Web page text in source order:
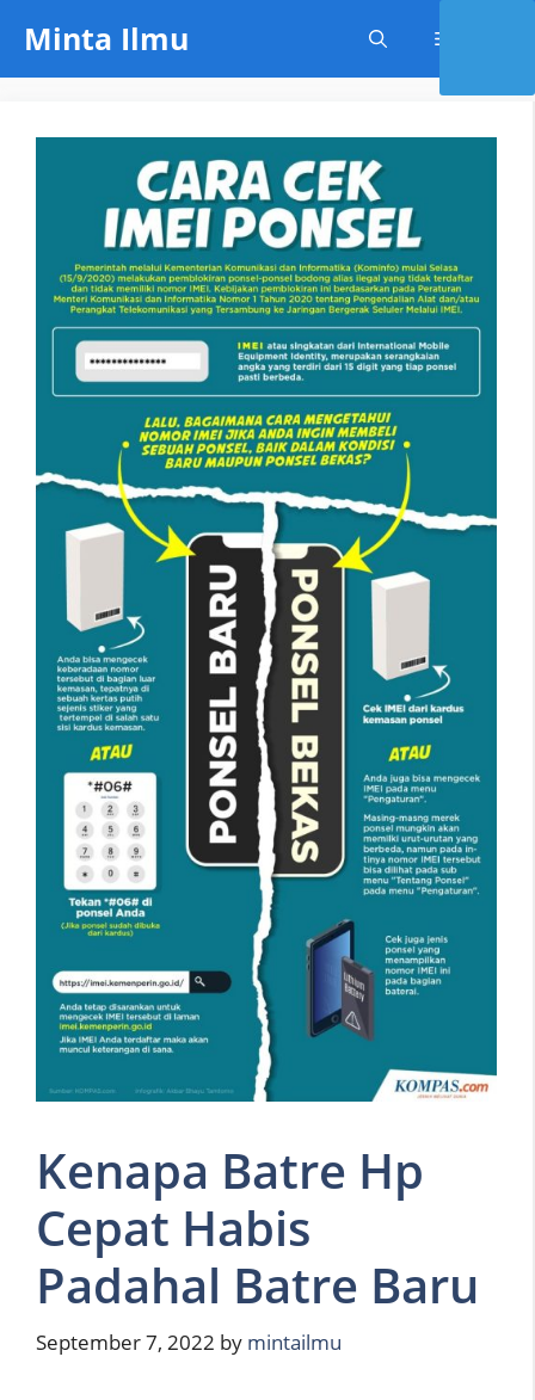
content
Minta Ilmu
Kenapa Batre Hp
Cepat Habis
Padahal Batre Baru
September 7, 2022 by mintailmu